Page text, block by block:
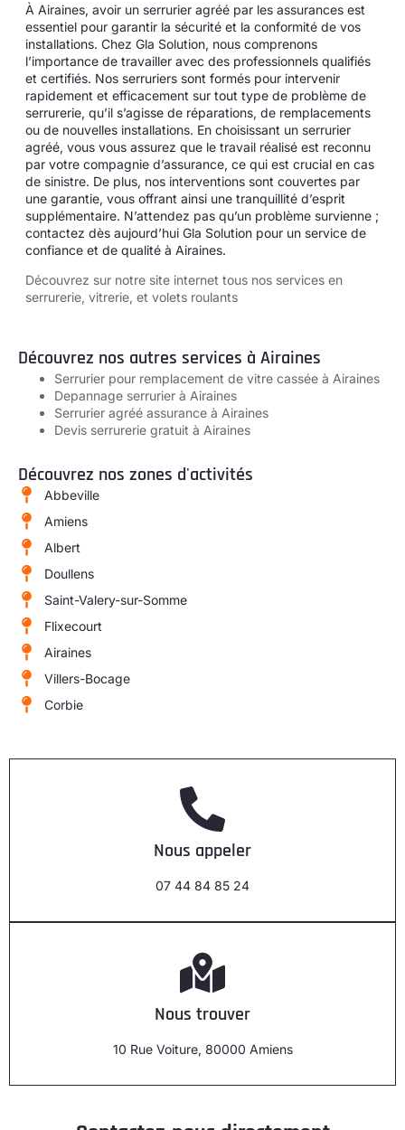
À Airaines, avoir un serrurier agréé par les assurances est
essentiel pour garantir la sécurité et la conformité de vos
installations. Chez Gla Solution, nous comprenons
l’importance de travailler avec des professionnels qualifiés
et certifiés. Nos serruriers sont formés pour intervenir
rapidement et efficacement sur tout type de problème de
serrurerie, qu’il s’agisse de réparations, de remplacements
ou de nouvelles installations. En choisissant un serrurier
agréé, vous vous assurez que le travail réalisé est reconnu
par votre compagnie d’assurance, ce qui est crucial en cas
de sinistre. De plus, nos interventions sont couvertes par
une garantie, vous offrant ainsi une tranquillité d’esprit
supplémentaire. N’attendez pas qu’un problème survienne ;
contactez dès aujourd’hui Gla Solution pour un service de
confiance et de qualité à Airaines.
Découvrez sur notre site internet tous nos services en
serrurerie, vitrerie, et volets roulants
Découvrez nos autres services à Airaines
Serrurier pour remplacement de vitre cassée à Airaines
Depannage serrurier à Airaines
Serrurier agréé assurance à Airaines
Devis serrurerie gratuit à Airaines
Découvrez nos zones d'activités
Abbeville
Amiens
Albert
Doullens
Saint-Valery-sur-Somme
Flixecourt
Airaines
Villers-Bocage
Corbie
Nous appeler
07 44 84 85 24
Nous trouver
10 Rue Voiture, 80000 Amiens